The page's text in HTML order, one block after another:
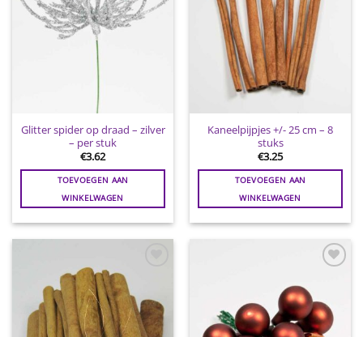
Glitter spider op draad – zilver
– per stuk
€3.62
TOEVOEGEN AAN
WINKELWAGEN
Kaneelpijpjes +/- 25 cm – 8
stuks
€3.25
TOEVOEGEN AAN
WINKELWAGEN
Toevoegen
wenslijst
wenslijst